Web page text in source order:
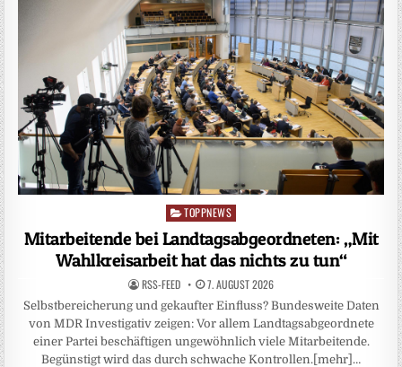
Posted
in
TOPPNEWS
Mitarbeitende bei Landtagsabgeordneten: „Mit
Wahlkreisarbeit hat das nichts zu tun“
RSS-FEED 7. AUGUST 2026
Selbstbereicherung und gekaufter Einfluss? Bundesweite Daten
von MDR Investigativ zeigen: Vor allem Landtagsabgeordnete
einer Partei beschäftigen ungewöhnlich viele Mitarbeitende.
Begünstigt wird das durch schwache Kontrollen.[mehr]…